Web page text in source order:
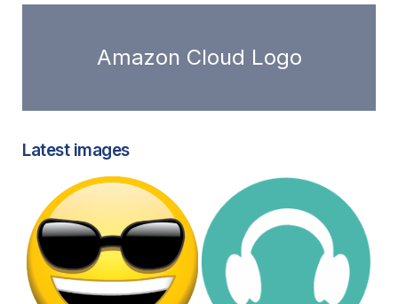
Amazon Cloud Logo
Latest images